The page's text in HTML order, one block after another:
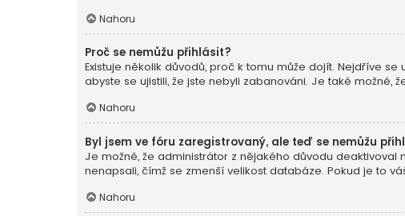
Nahoru
Proč se nemůžu přihlásit?
Existuje několik důvodů, proč k tomu může dojít. Nejdříve
abyste se ujistili, že jste nebyli zabanováni. Je také
Nahoru
Byl jsem ve fóru zaregistrovaný, ale teď se nemůžu
Je možné, že administrátor z nějakého důvodu
nenapsali, čímž se zmenší velikost databáze. Pokud je to
Nahoru